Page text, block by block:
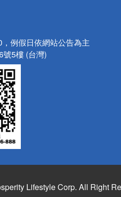
例假日依網站公告為主
號5樓 (台灣)
Lifestyle Corp. All Right